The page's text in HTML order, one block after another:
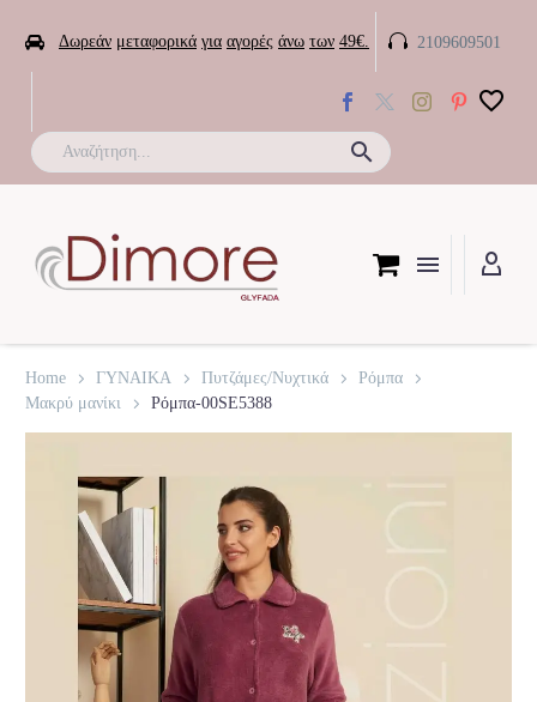
 Δωρεάν μεταφορικά για αγορές άνω των 49€. 
 2109609501
Home ΓΥΝΑΙΚΑ Πυτζάμες/Νυχτικά
Ρόμπα
Μακρύ μανίκι
Ρόμπα-00SE5388